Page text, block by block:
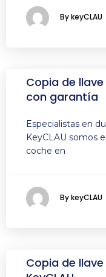
By keyCLAU
Copia de
con garantía
Especialistas en
KeyCLAU somos
coche en
By keyCLAU
Copia de